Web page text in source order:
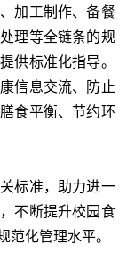
加工制作、备餐
理等全链条的规
供标准化指导。
信息交流、防止
食平衡、节约环
标准，助力进一
不断提升校园食
范化管理水平。